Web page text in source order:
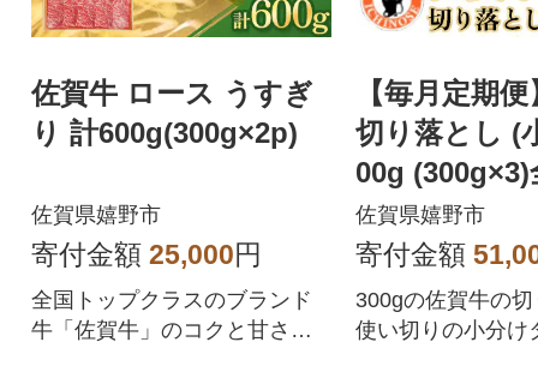
佐賀牛 ロース うすぎ
り 計600g(300g×2p)
佐賀県嬉野市
寄付金額 25,000円
全国トップクラスのブランド
牛「佐賀牛」のコクと甘さ
【毎月定期
切り落とし (
00g (300g×3)
佐賀県嬉野市
寄付金額
300gの佐賀牛の
使い切りの小分け